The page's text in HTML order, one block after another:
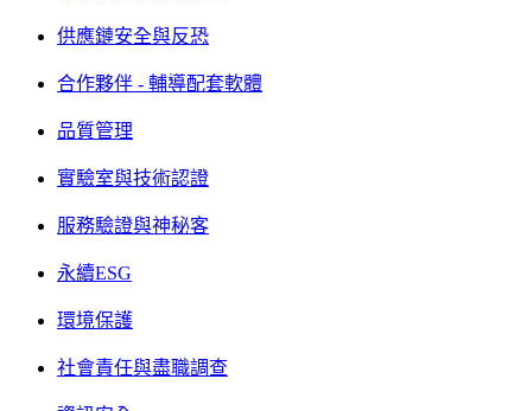
供應鏈安全與反恐
合作夥伴 - 輔導配套軟體
品質管理
實驗室與技術認證
服務驗證與神秘客
永續ESG
環境保護
社會責任與盡職調查